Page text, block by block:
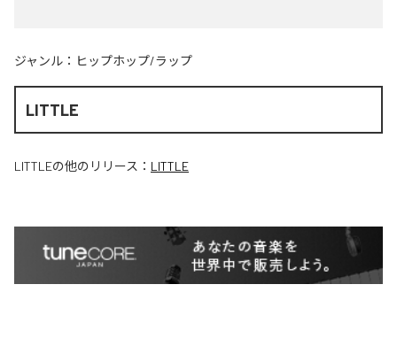
ジャンル： ヒップホップ/ラップ
LITTLE
LITTLEの他のリリース： LITTLE